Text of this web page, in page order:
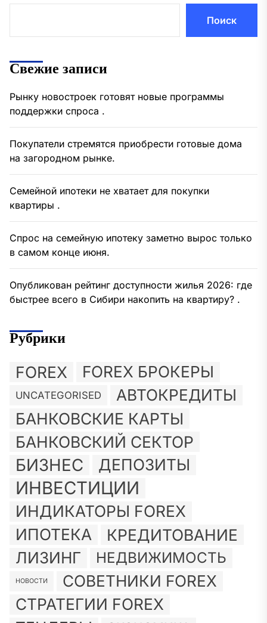
Поиск
Свежие записи
Рынку новостроек готовят новые программы
поддержки спроса .
Покупатели стремятся приобрести готовые дома
на загородном рынке.
Семейной ипотеки не хватает для покупки
квартиры .
Спрос на семейную ипотеку заметно вырос только
в самом конце июня.
Опубликован рейтинг доступности жилья 2026: где
быстрее всего в Сибири накопить на квартиру? .
Рубрики
FOREX FOREX БРОКЕРЫ
UNCATEGORISED АВТОКРЕДИТЫ
БАНКОВСКИЕ КАРТЫ
БАНКОВСКИЙ СЕКТОР
БИЗНЕС ДЕПОЗИТЫ
ИНВЕСТИЦИИ
ИНДИКАТОРЫ FOREX
ИПОТЕКА
КРЕДИТОВАНИЕ
ЛИЗИНГ НЕДВИЖИМОСТЬ
НОВОСТИ
СОВЕТНИКИ FOREX
СТРАТЕГИИ FOREX